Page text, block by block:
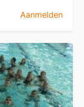
Aanmelden